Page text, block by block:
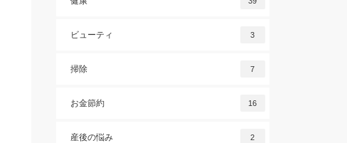
ビューティ 3
掃除 7
お金節約 16
産後の悩み 2